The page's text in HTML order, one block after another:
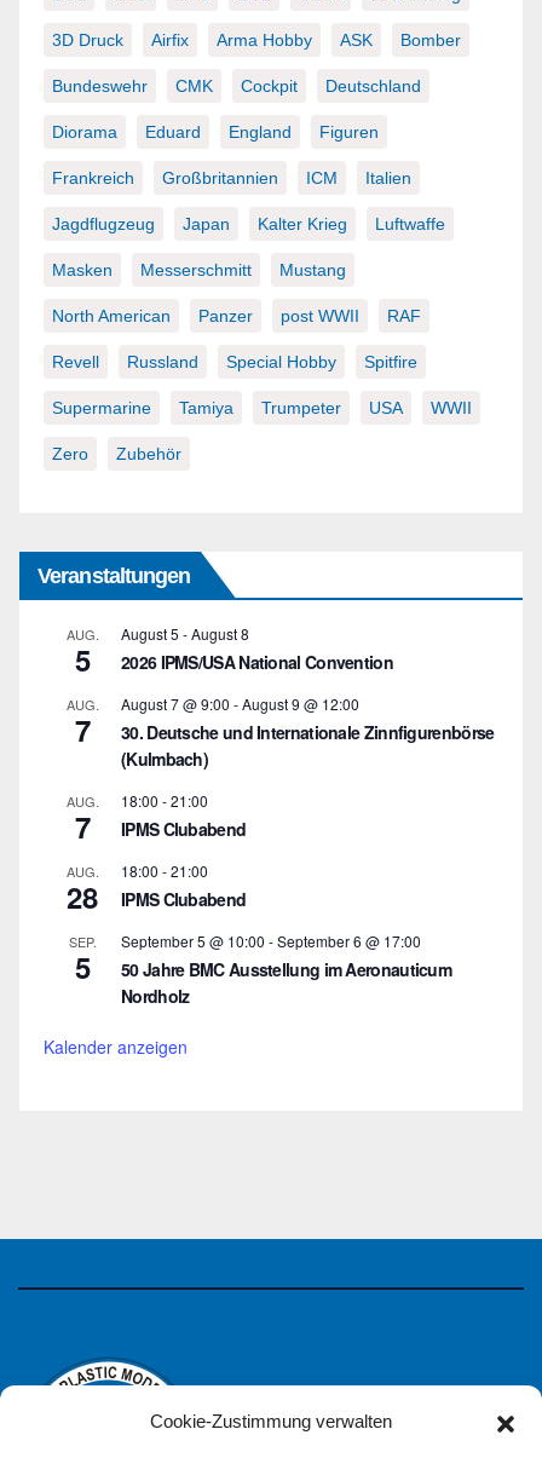
Cookie-Zustimmung verwalten
3D Druck Airfix Arma Hobby ASK Bomber
Bundeswehr CMK Cockpit Deutschland
Diorama Eduard England Figuren
Frankreich Großbritannien ICM Italien
Jagdflugzeug Japan Kalter Krieg Luftwaffe
Masken Messerschmitt Mustang
North American Panzer post WWII RAF
Revell Russland Special Hobby Spitfire
Supermarine Tamiya Trumpeter USA WWII
Zero Zubehör
Veranstaltungen
AUG.
5
August 5 -August 8
2026 IPMS/USA National Convention
AUG.
7
August 7 @ 9:00 -August 9 @ 12:00
30. Deutsche und Internationale Zinnfigurenbörse
(Kulmbach)
AUG.
7
18:00 -21:00
IPMS Clubabend
AUG.
28
18:00 -21:00
IPMS Clubabend
SEP.
5
September 5 @ 10:00 -September 6 @ 17:00
50 Jahre BMC Ausstellung im Aeronauticum
Nordholz
Kalender anzeigen